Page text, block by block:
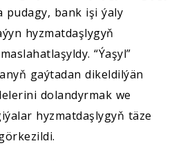
pudagy, bank işi ýaly
hyzmatdaşlygyň
“Ýaşyl”
gaýtadan dikeldilýän
dolandyrmak we
hyzmatdaşlygyň täze